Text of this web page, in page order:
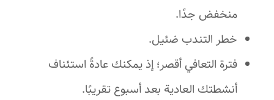
منخفض جدًا.
خطر التندب ضئيل.
فترة التعافي أقصر؛ إذ يمكنك عادةً استئناف
أنشطتك العادية بعد أسبوع تقريبًا.